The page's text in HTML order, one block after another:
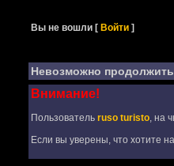
Вы не вошли [Войти ]
Невозможно продолжить
Внимание!
Пользователь ruso turisto, на
Если вы уверены, что хотите